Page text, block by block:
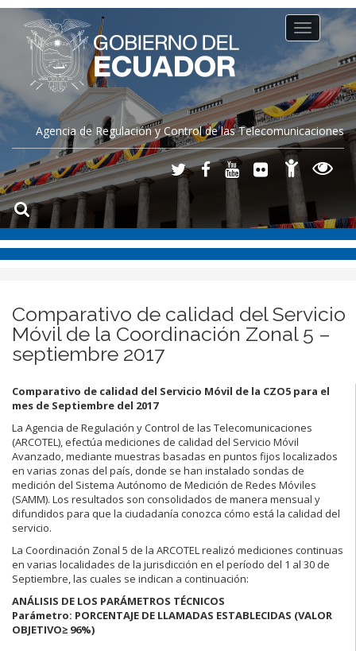
Agencia de Regulación y Control de las Telecomunicaciones
Toggle
navigation
Comparativo de calidad del Servicio
Móvil de la Coordinación Zonal 5 –
septiembre 2017
Comparativo de calidad del Servicio Móvil de la CZO5 para el
mes de Septiembre del 2017
La Agencia de Regulación y Control de las Telecomunicaciones
(ARCOTEL), efectúa mediciones de calidad del Servicio Móvil
Avanzado, mediante muestras basadas en puntos fijos localizados
en varias zonas del país, donde se han instalado sondas de
medición del Sistema Autónomo de Medición de Redes Móviles
(SAMM). Los resultados son consolidados de manera mensual y
difundidos para que la ciudadanía conozca cómo está la calidad del
servicio.
La Coordinación Zonal 5 de la ARCOTEL realizó mediciones continuas
en varias localidades de la jurisdicción en el período del 1 al 30 de
Septiembre, las cuales se indican a continuación:
ANÁLISIS DE LOS PARÁMETROS TÉCNICOS
Parámetro: PORCENTAJE DE LLAMADAS ESTABLECIDAS (VALOR
OBJETIVO≥ 96%)